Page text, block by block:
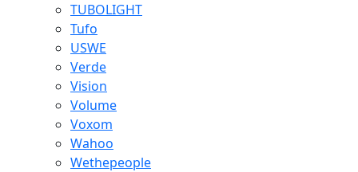
TUBOLIGHT
Tufo
USWE
Verde
Vision
Volume
Voxom
Wahoo
Wethepeople